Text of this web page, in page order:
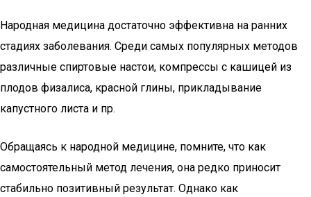
Народная медицина достаточно эффективна на ранних
стадиях заболевания. Среди самых популярных методов
различные спиртовые настои, компрессы с кашицей из
плодов физалиса, красной глины, прикладывание
капустного листа и пр.
Обращаясь к народной медицине, помните, что как
самостоятельный метод лечения, она редко приносит
стабильно позитивный результат. Однако как